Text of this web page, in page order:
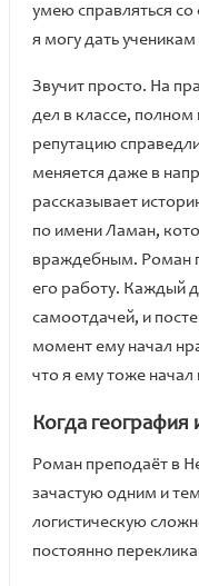
умею справляться
я могу дать
Звучит просто. На
дел в классе,
репутацию
меняется даже в
рассказывает
по имени Ламан,
враждебным. Роман
его работу. Каждый
самоотдачей, и
момент ему начал
что я ему тоже начал
Когда география
Роман преподаёт в
зачастую одним и
логистическую
постоянно